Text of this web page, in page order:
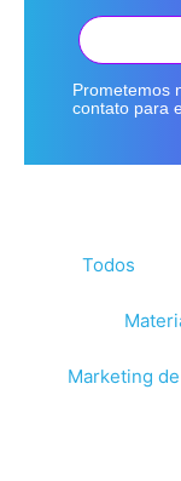
Prometemos
contato para
Todos
Marketing